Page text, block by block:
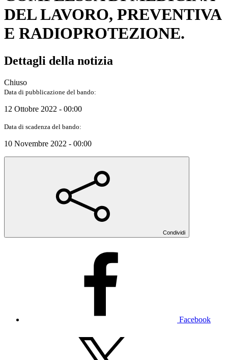
DEL LAVORO, PREVENTIVA
E RADIOPROTEZIONE.
Dettagli della notizia
Chiuso
Data di pubblicazione del bando:
12 Ottobre 2022 - 00:00
Data di scadenza del bando:
10 Novembre 2022 - 00:00
Condividi
Facebook